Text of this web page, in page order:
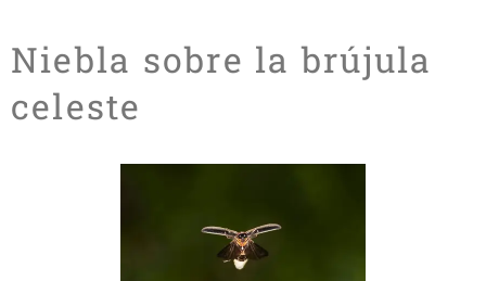
Niebla sobre la brújula
celeste